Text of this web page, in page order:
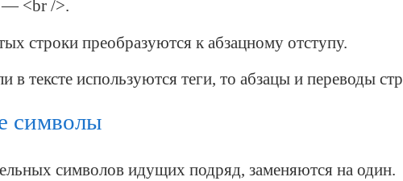
— <br />.
строки преобразуются к абзацному отступу.
в тексте используются теги, то абзацы и переводы
символы
символов идущих подряд, заменяются на один.